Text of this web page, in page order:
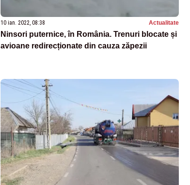
10 ian. 2022, 08:38 Actualitate
Ninsori puternice, în România. Trenuri blocate și
avioane redirecționate din cauza zăpezii